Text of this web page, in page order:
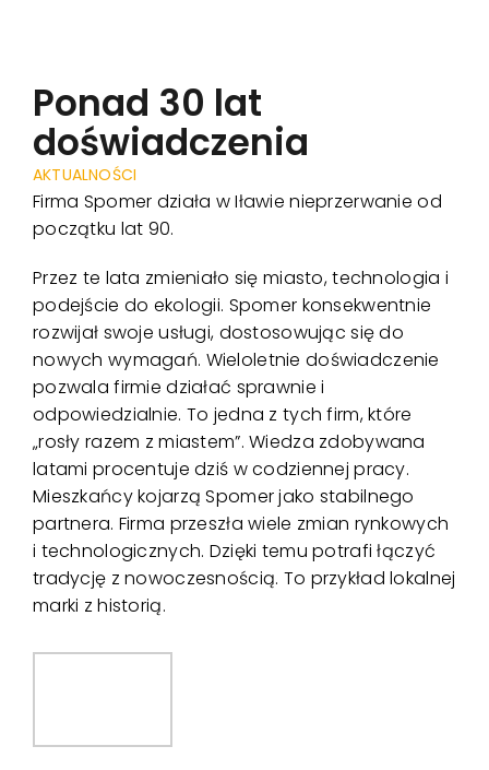
Ponad 30 lat
doświadczenia
AKTUALNOŚCI
Firma Spomer działa w Iławie nieprzerwanie od
początku lat 90.
Przez te lata zmieniało się miasto, technologia i
podejście do ekologii. Spomer konsekwentnie
rozwijał swoje usługi, dostosowując się do
nowych wymagań. Wieloletnie doświadczenie
pozwala firmie działać sprawnie i
odpowiedzialnie. To jedna z tych firm, które
„rosły razem z miastem”. Wiedza zdobywana
latami procentuje dziś w codziennej pracy.
Mieszkańcy kojarzą Spomer jako stabilnego
partnera. Firma przeszła wiele zmian rynkowych
i technologicznych. Dzięki temu potrafi łączyć
tradycję z nowoczesnością. To przykład lokalnej
marki z historią.